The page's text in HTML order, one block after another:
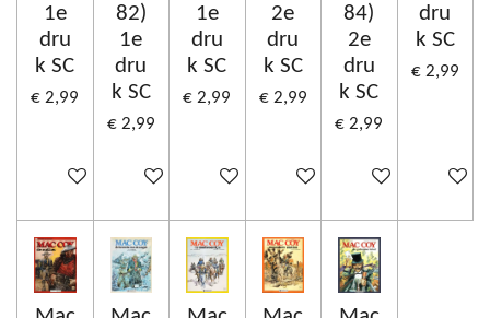
1e
dru
k SC
€ 2,99
In winkelwagen
82)
1e
dru
k SC
€ 2,99
In winkelwagen
1e
dru
k SC
€ 2,99
In winkelwagen
2e
dru
k SC
€ 2,99
In winkelwagen
84)
2e
dru
k SC
€ 2,99
In winkelwagen
dru
k SC
€ 2,99
In